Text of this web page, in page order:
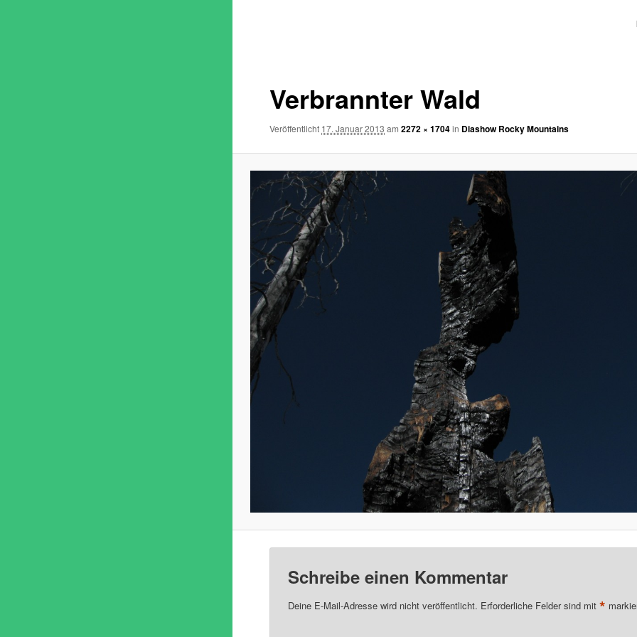
Verbrannter Wald
Veröffentlicht 17. Januar 2013 am2272 × 1704in Diashow Rocky Mountains
Schreibe einen Kommentar
Deine E-Mail-Adresse wird nicht veröffentlicht. Erforderliche Felder sind mit *